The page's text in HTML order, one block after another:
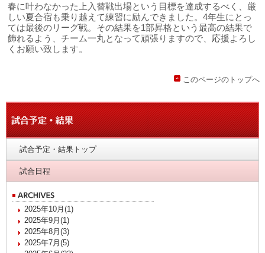
春に叶わなかった上入替戦出場という目標を達成するべく、厳
しい夏合宿も乗り越えて練習に励んできました。4年生にとっ
ては最後のリーグ戦。その結果を1部昇格という最高の結果で
飾れるよう、チーム一丸となって頑張りますので、応援よろし
くお願い致します。
このページのトップへ
試合予定・結果トップ
試合日程
2025年10月(1)
2025年9月(1)
2025年8月(3)
2025年7月(5)